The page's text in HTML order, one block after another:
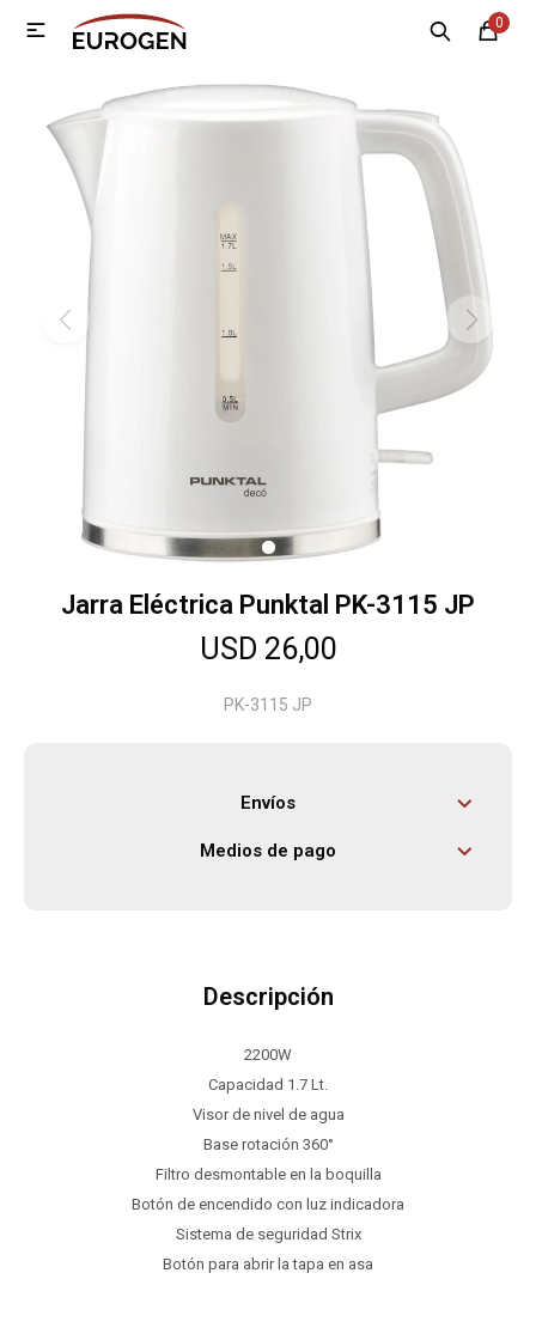
0

Jarra Eléctrica Punktal PK-3115 JP
USD 26,00
PK-3115 JP
Envíos
Medios de pago
Descripción
2200W
Capacidad 1.7 Lt.
Visor de nivel de agua
Base rotación 360°
Filtro desmontable en la boquilla
Botón de encendido con luz indicadora
Sistema de seguridad Strix
Botón para abrir la tapa en asa
MI CUENTA
Nosotros Sucursales
Electrodomésticos
Tecnología
Bicicletas
Herramientas